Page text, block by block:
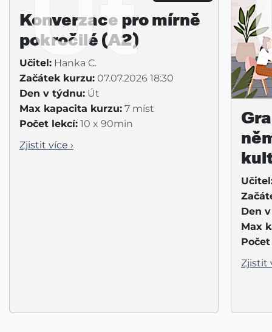
Konverzace pro mírně
pokročilé (A2)
Učitel: Hanka C.
Začátek kurzu: 07.07.2026 18:30
Den v týdnu: Út
Max kapacita kurzu: 7 míst
Počet lekcí: 10 x 90min
Zjistit více ›
Den
Max
Zjistit